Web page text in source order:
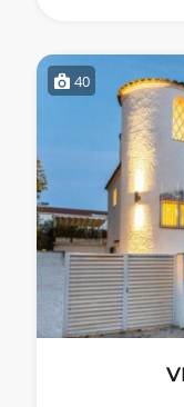
40